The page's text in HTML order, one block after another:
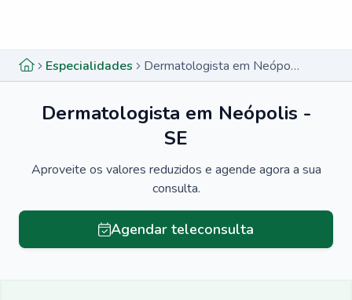
Especialidades Dermatologista em Neópolis - SE
Dermatologista em Neópolis -
SE
Aproveite os valores reduzidos e agende agora a sua
consulta.
Agendar teleconsulta